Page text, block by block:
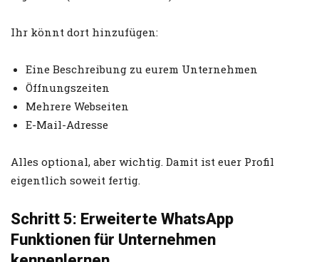
Ihr könnt dort hinzufügen:
Eine Beschreibung zu eurem Unternehmen
Öffnungszeiten
Mehrere Webseiten
E-Mail-Adresse
Alles optional, aber wichtig. Damit ist euer Profil
eigentlich soweit fertig.
Schritt 5: Erweiterte WhatsApp
Funktionen für Unternehmen